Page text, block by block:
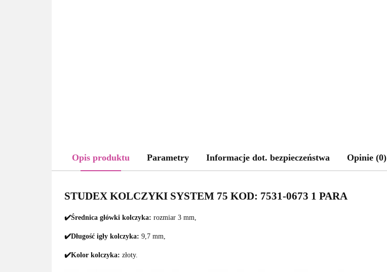
Opis produktu Parametry Informacje dot. bezpieczeństwa Opinie (0)
STUDEX KOLCZYKI SYSTEM 75 KOD: 7531-0673 1 PARA
✔️Średnica główki kolczyka: rozmiar 3 mm,
✔️Długość igły kolczyka: 9,7 mm,
✔️Kolor kolczyka: złoty.